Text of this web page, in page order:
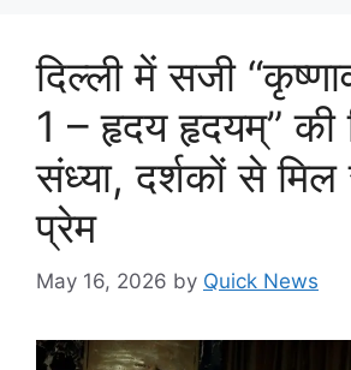
दिल्ली में सजी
1 – हृदय हृदयम्” की
संध्या, दर्शकों से मिल
प्रेम
May 16, 2026 by Quick News